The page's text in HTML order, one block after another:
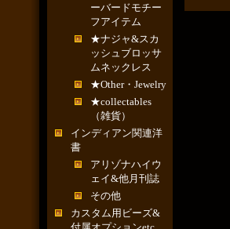
ーバードモチー
フアイテム
★ナジャ&スカ
ッシュブロッサ
ムネックレス
★Other・Jewelry
★collectables
（雑貨）
インディアン関連洋
書
アリゾナハイウ
ェイ&他月刊誌
その他
カスタム用ビーズ&